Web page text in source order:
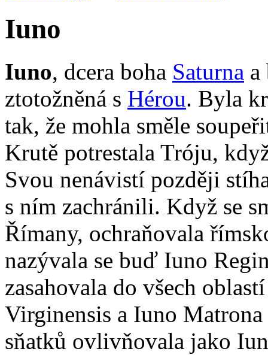
Iuno
Iuno, dcera boha Saturna a
ztotožněná s Hérou. Byla
tak, že mohla směle
Krutě potrestala Tróju,
Svou nenávistí později
s ním zachránili. Když se
Římany, ochraňovala
nazývala se buď Iuno
zasahovala do všech
Virginensis a Iuno
sňatků ovlivňovala jako